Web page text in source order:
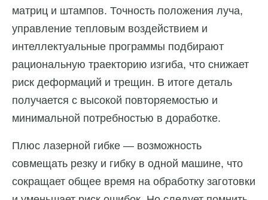
матриц и штампов. Точность положения луча,
управление тепловым воздействием и
интеллектуальные программы подбирают
рациональную траекторию изгиба, что снижает
риск деформаций и трещин. В итоге деталь
получается с высокой повторяемостью и
минимальной потребностью в доработке.
Плюс лазерной гибке — возможность
совмещать резку и гибку в одной машине, что
сокращает общее время на обработку заготовки